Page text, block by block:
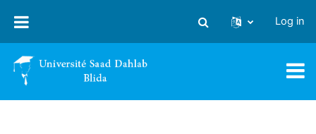
Toggle search input
Log in